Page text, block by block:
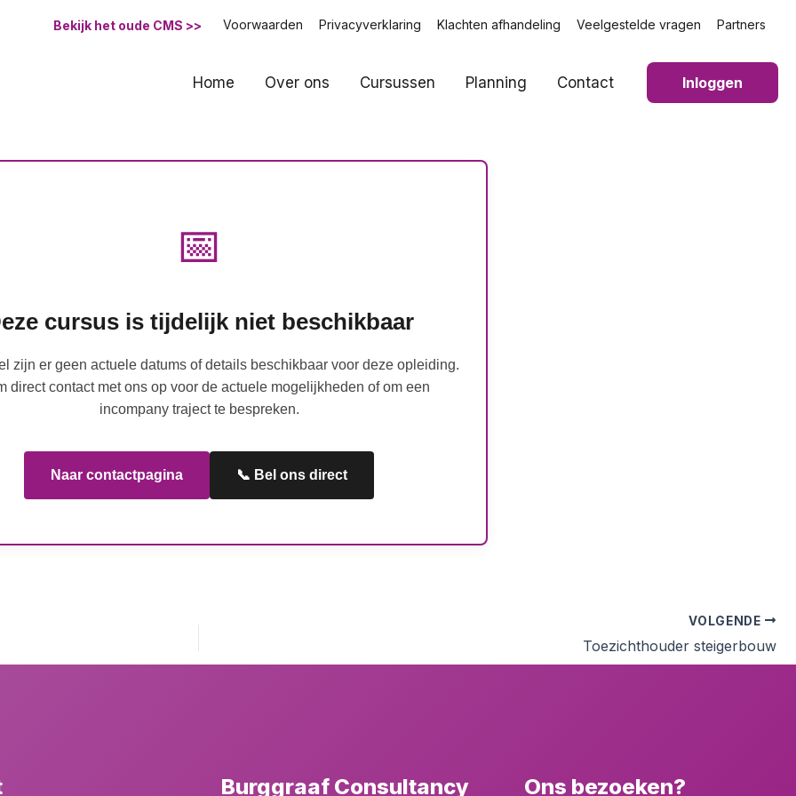
Bekijk het oude CMS >> Voorwaarden Privacyverklaring Klachten afhandeling Veelgestelde vragen Partners
Home Over ons Cursussen Planning Contact Inloggen
📅
cursus is tijdelijk niet beschikbaar
zijn er geen actuele datums of details beschikbaar voor deze opleiding.
direct contact met ons op voor de actuele mogelijkheden of om een
incompany traject te bespreken.
Naar contactpagina 📞 Bel ons direct
VOLGENDE
Toezichthouder steigerbouw
Burggraaf Consultancy Ons bezoeken?